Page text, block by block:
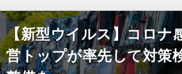
【新型ウイルス】コロナ
営トップが率先して対策